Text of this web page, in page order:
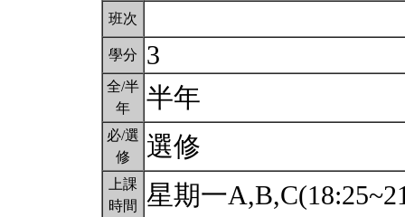
班次
學分 3
全/半
年
半年
必/選
修
選修
上課
時間
星期一